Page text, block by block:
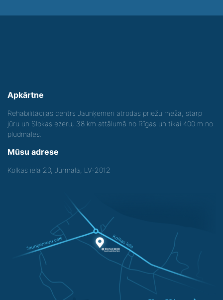
Apkārtne
Rehabilitācijas centrs Jaunķemeri atrodas priežu mežā, starp
jūru un Slokas ezeru, 38 km attālumā no Rīgas un tikai 400 m no
pludmales.
Mūsu adrese
Kolkas iela 20, Jūrmala, LV-2012